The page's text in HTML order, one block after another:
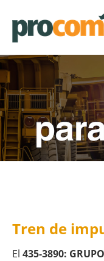
Tren de
El 435-3890: